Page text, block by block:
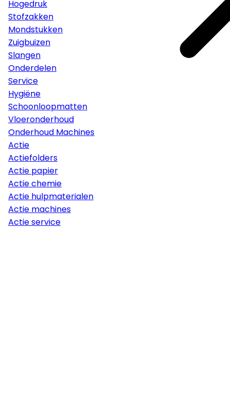
Hogedruk
Stofzakken
Mondstukken
Zuigbuizen
Slangen
Onderdelen
Service
Hygiëne
Schoonloopmatten
Vloeronderhoud
Onderhoud Machines
Actie
Actiefolders
Actie papier
Actie chemie
Actie hulpmaterialen
Actie machines
Actie service